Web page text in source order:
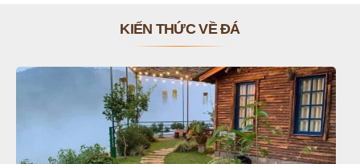
KIẾN THỨC VỀ ĐÁ